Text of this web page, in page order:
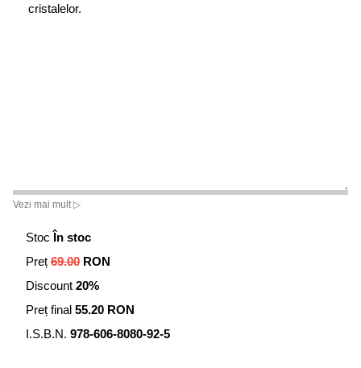
cristalelor.
Vezi mai mult ▷
Stoc În stoc
Preț 69.00 RON
Discount 20%
Preț final 55.20 RON
I.S.B.N. 978-606-8080-92-5